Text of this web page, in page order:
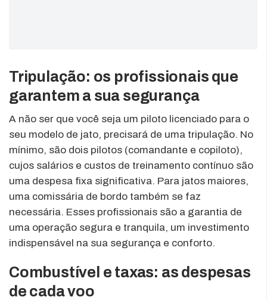
Tripulação: os profissionais que
garantem a sua segurança
A não ser que você seja um piloto licenciado para o
seu modelo de jato, precisará de uma tripulação. No
mínimo, são dois pilotos (comandante e copiloto),
cujos salários e custos de treinamento contínuo são
uma despesa fixa significativa. Para jatos maiores,
uma comissária de bordo também se faz
necessária. Esses profissionais são a garantia de
uma operação segura e tranquila, um investimento
indispensável na sua segurança e conforto.
Combustível e taxas: as despesas
de cada voo